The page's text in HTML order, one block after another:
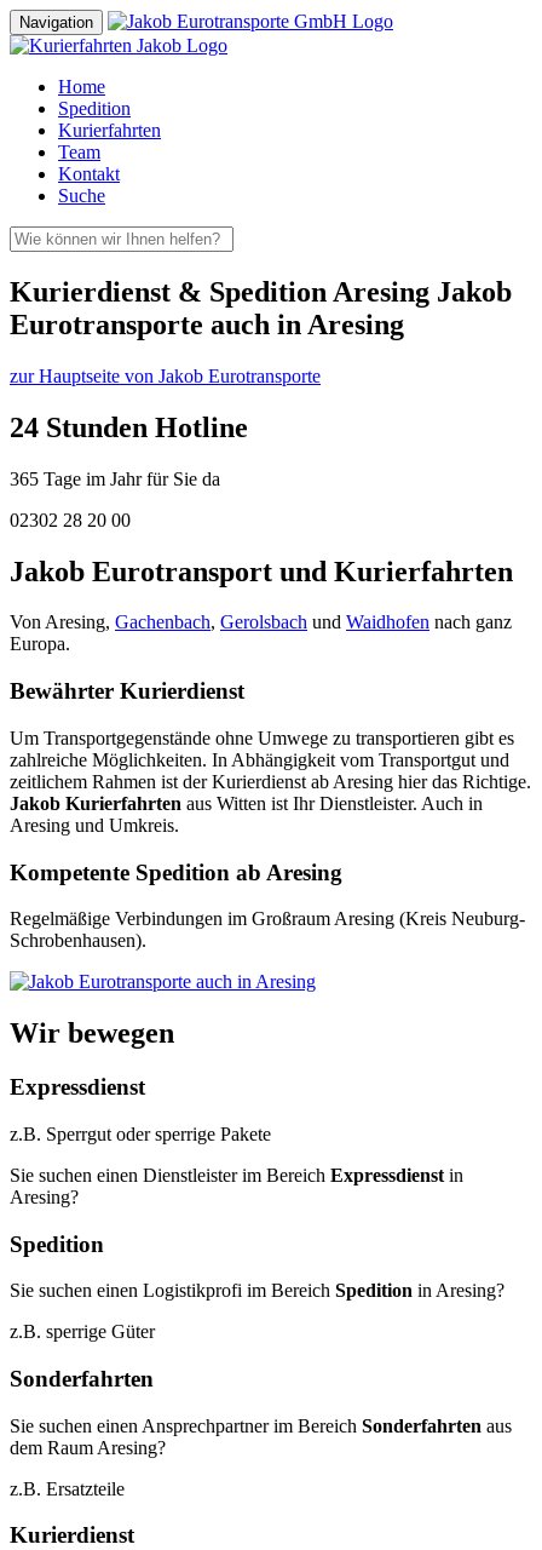
Navigation
Home
Spedition
Kurierfahrten
Team
Kontakt
Suche
Kurierdienst & Spedition Aresing Jakob
Eurotransporte auch in Aresing
zur Hauptseite von Jakob Eurotransporte
24 Stunden Hotline
365 Tage im Jahr für Sie da
02302 28 20 00
Jakob Eurotransport und Kurierfahrten
Von Aresing, Gachenbach, Gerolsbach und Waidhofen nach ganz
Europa.
Bewährter Kurierdienst
Um Transportgegenstände ohne Umwege zu transportieren gibt es
zahlreiche Möglichkeiten. In Abhängigkeit vom Transportgut und
zeitlichem Rahmen ist der Kurierdienst ab Aresing hier das Richtige.
Jakob Kurierfahrten aus Witten ist Ihr Dienstleister. Auch in
Aresing und Umkreis.
Kompetente Spedition ab Aresing
Regelmäßige Verbindungen im Großraum Aresing (Kreis Neuburg-
Schrobenhausen).
Wir bewegen
Expressdienst
z.B. Sperrgut oder sperrige Pakete
Sie suchen einen Dienstleister im Bereich Expressdienst in
Aresing?
Spedition
Sie suchen einen Logistikprofi im Bereich Spedition in Aresing?
z.B. sperrige Güter
Sonderfahrten
Sie suchen einen Ansprechpartner im Bereich Sonderfahrten aus
dem Raum Aresing?
z.B. Ersatzteile
Kurierdienst